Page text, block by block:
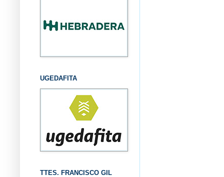
UGEDAFITA
TTES. FRANCISCO GIL